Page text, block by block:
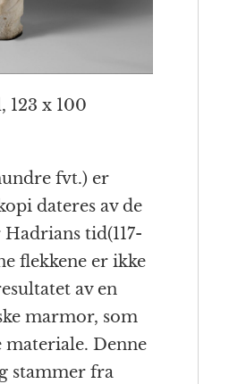
x 100
fvt.) er
dateres av de
tid(117-
flekkene er ikke
av en
marmor, som
materiale. Denne
stammer fra